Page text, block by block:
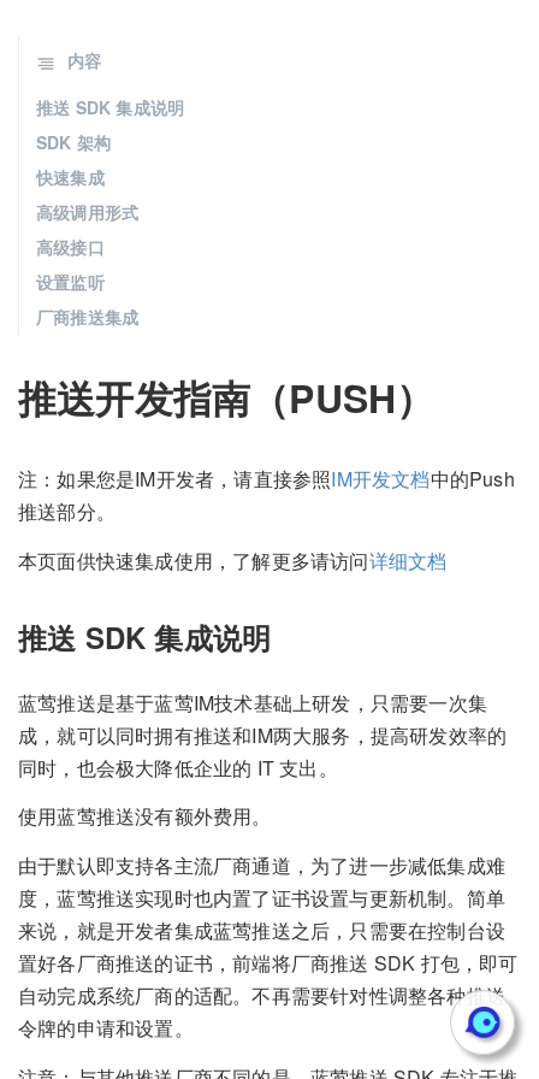
推送开发指南（PUSH）
注：如果您是IM开发者，请直接参照IM开发文档中的Push
推送部分。
本页面供快速集成使用，了解更多请访问详细文档
推送 SDK 集成说明
蓝莺推送是基于蓝莺IM技术基础上研发，只需要一次集
成，就可以同时拥有推送和IM两大服务，提高研发效率的
同时，也会极大降低企业的 IT 支出。
使用蓝莺推送没有额外费用。
由于默认即支持各主流厂商通道，为了进一步减低集成难
度，蓝莺推送实现时也内置了证书设置与更新机制。简单
来说，就是开发者集成蓝莺推送之后，只需要在控制台设
置好各厂商推送的证书，前端将厂商推送 SDK 打包，即可
自动完成系统厂商的适配。不再需要针对性调整各种推送
令牌的申请和设置。
内容
推送 SDK 集成说明
SDK 架构
快速集成
高级调用形式
高级接口
设置监听
厂商推送集成